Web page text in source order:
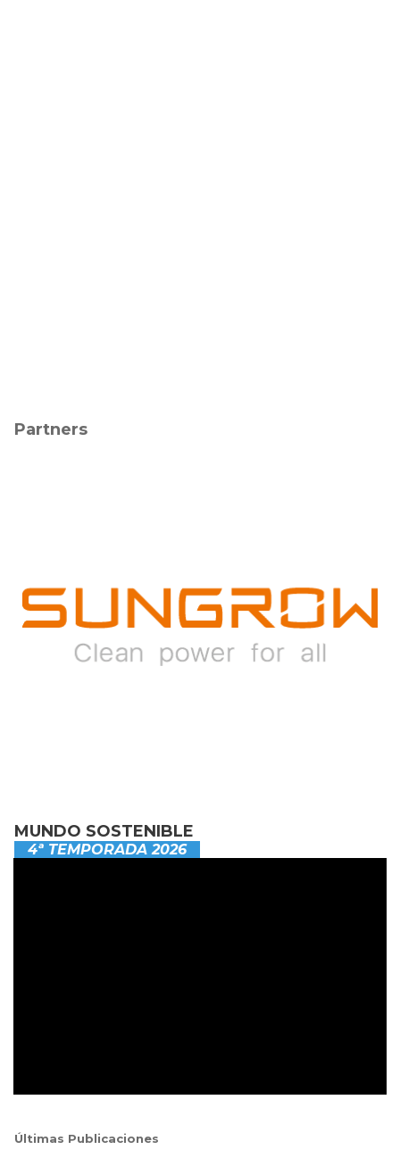
Partners
MUNDO SOSTENIBLE
4ª TEMPORADA 2026
Últimas Publicaciones